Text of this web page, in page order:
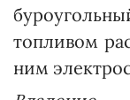
топливом
ним